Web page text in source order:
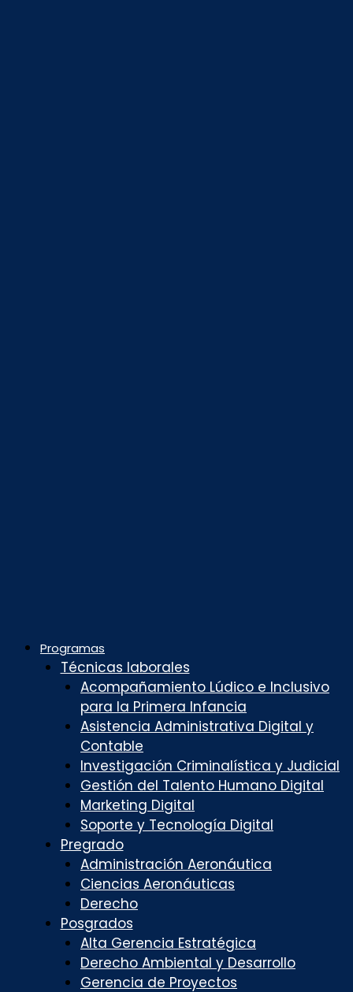
Programas
Técnicas laborales
Acompañamiento Lúdico e Inclusivo
para la Primera Infancia
Asistencia Administrativa Digital y
Contable
Investigación Criminalística y Judicial
Gestión del Talento Humano Digital
Marketing Digital
Soporte y Tecnología Digital
Pregrado
Administración Aeronáutica
Ciencias Aeronáuticas
Derecho
Posgrados
Alta Gerencia Estratégica
Derecho Ambiental y Desarrollo
Gerencia de Proyectos